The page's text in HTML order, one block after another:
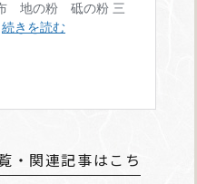
・関連記事はこち